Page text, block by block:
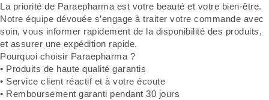
La priorité de Paraepharma est votre beauté et votre bien-être.
Notre équipe dévouée s’engage à traiter votre commande avec
soin, vous informer rapidement de la disponibilité des produits,
et assurer une expédition rapide.
Pourquoi choisir Paraepharma ?
• Produits de haute qualité garantis
• Service client réactif et à votre écoute
• Remboursement garanti pendant 30 jours